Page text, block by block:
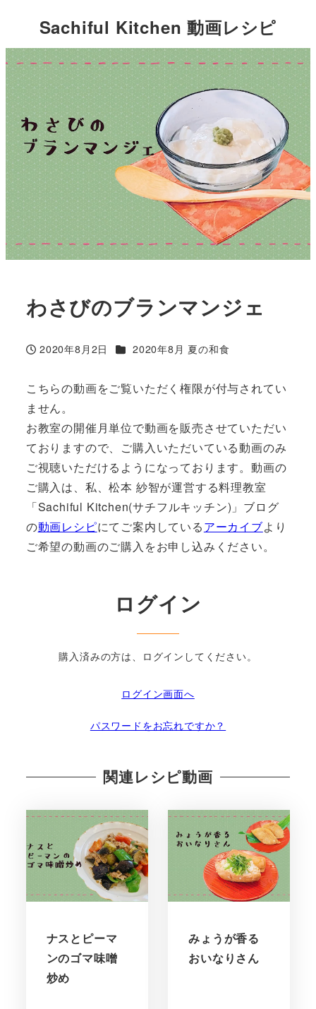
Sachiful Kitchen 動画レシピ
わさびのブランマンジェ
投稿日
2020年8月2日 カテゴリー
2020年8月 夏の和食
こちらの動画をご覧いただく権限が付与されてい
ません。
お教室の開催月単位で動画を販売させていただい
ておりますので、ご購入いただいている動画のみ
ご視聴いただけるようになっております。動画の
ご購入は、私、松本 紗智が運営する料理教室
「Sachiful Kitchen(サチフルキッチン)」ブログ
の動画レシピにてご案内しているアーカイブより
ご希望の動画のご購入をお申し込みください。
ログイン
購入済みの方は、ログインしてください。
ログイン画面へ
パスワードをお忘れですか？
関連レシピ動画
ナスとピーマ
ンのゴマ味噌
炒め
みょうが香る
おいなりさん